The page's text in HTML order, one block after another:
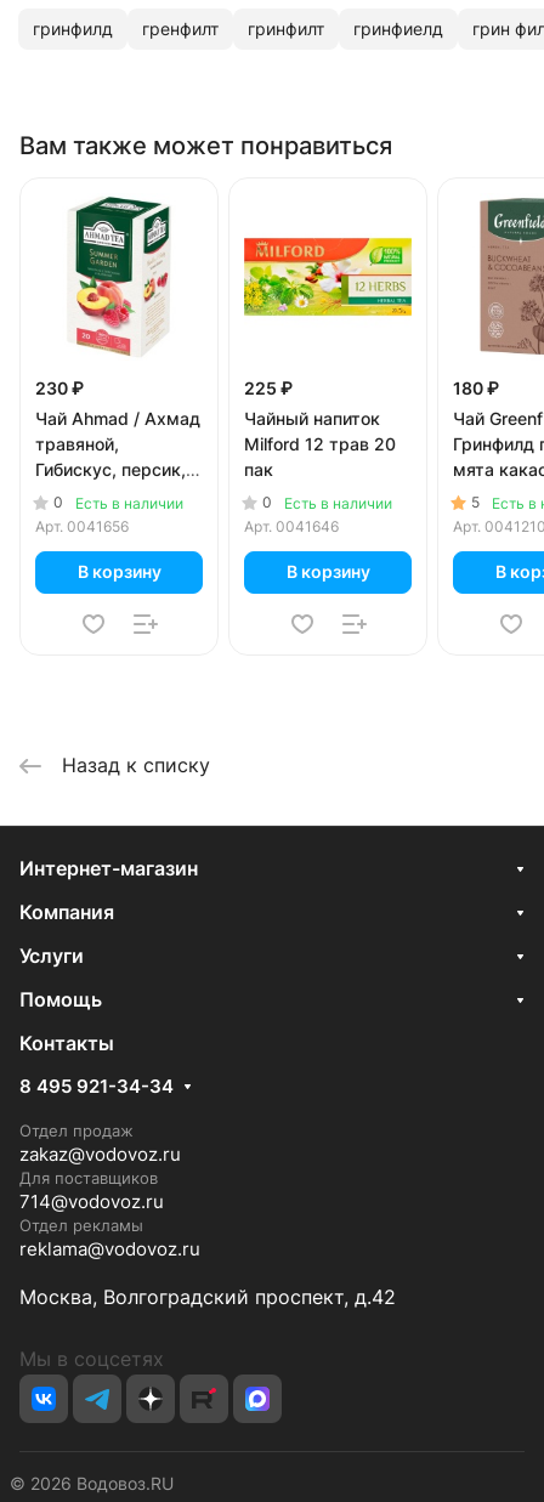
гринфилд гренфилт гринфилт гринфиелд грин
Вам также может понравиться
230 ₽
Чай Ahmad / Ахмад
травяной,
Гибискус, персик,
малина, 20 пак
0
Есть в наличии
Арт. 0041656
В корзину
225 ₽
Чайный напиток
Milford 12 трав 20
пак
0
Есть в наличии
Арт. 0041646
В корзину
180 ₽
Чай
Гринфилд
мята
5
Есть в
Арт.
В
Назад к списку
Интернет-магазин
Компания
Услуги
Помощь
Контакты
8 495 921-34-34
Отдел продаж
zakaz@vodovoz.ru
Для поставщиков
714@vodovoz.ru
Отдел рекламы
reklama@vodovoz.ru
Москва, Волгоградский проспект, д.42
Мы в соцсетях
© 2026 Водовоз.RU